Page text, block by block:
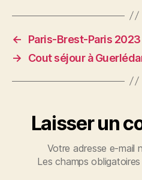
←
Paris-Brest-Paris 2023
→
Cout séjour à
Laisser un
Votre adresse e-mail
Les champs